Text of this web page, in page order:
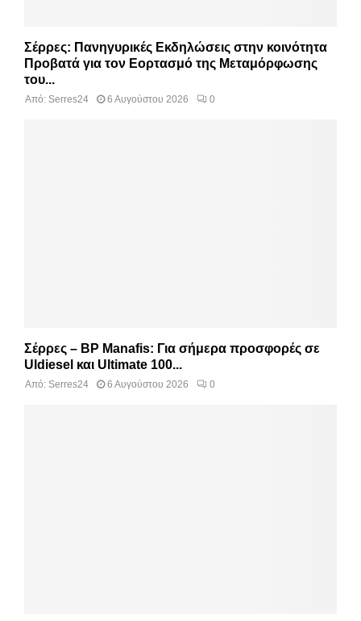
Σέρρες: Πανηγυρικές Εκδηλώσεις στην κοινότητα
Προβατά για τον Εορτασμό της Μεταμόρφωσης
του...
Από: Serres24 6 Αυγούστου 2026 0
Σέρρες – BP Manafis: Για σήμερα προσφορές σε
Uldiesel και Ultimate 100...
Από: Serres24 6 Αυγούστου 2026 0